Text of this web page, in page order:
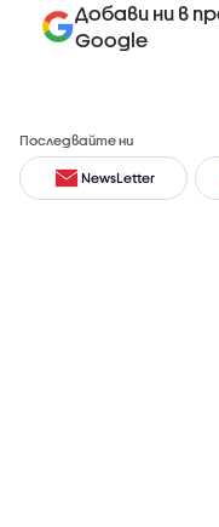
Добави ни в
Google
Последвайте ни
NewsLetter